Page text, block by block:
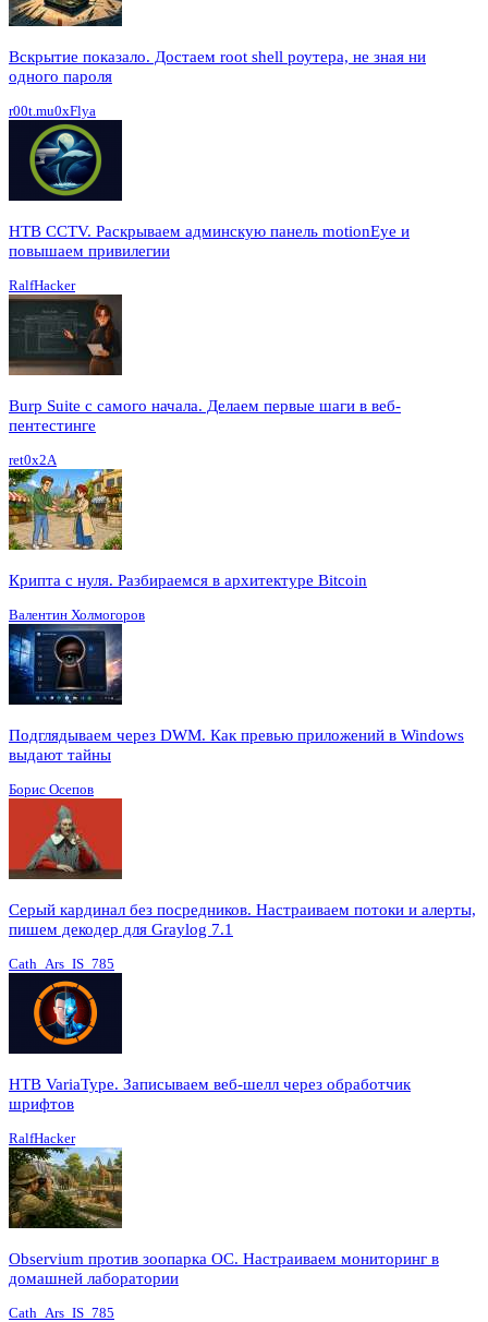
Вскрытие показало. Достаем root shell роутера, не зная ни
одного пароля
r00t.mu0xFlya
HTB CCTV. Раскрываем админскую панель motionEye и
повышаем привилегии
RalfHacker
Burp Suite с самого начала. Делаем первые шаги в веб-
пентестинге
ret0x2A
Крипта с нуля. Разбираемся в архитектуре Bitcoin
Валентин Холмогоров
Подглядываем через DWM. Как превью приложений в Windows
выдают тайны
Борис Осепов
Серый кардинал без посредников. Настраиваем потоки и алерты,
пишем декодер для Graylog 7.1
Cath_Ars_IS_785
HTB VariaType. Записываем веб-шелл через обработчик
шрифтов
RalfHacker
Observium против зоопарка ОС. Настраиваем мониторинг в
домашней лаборатории
Cath_Ars_IS_785